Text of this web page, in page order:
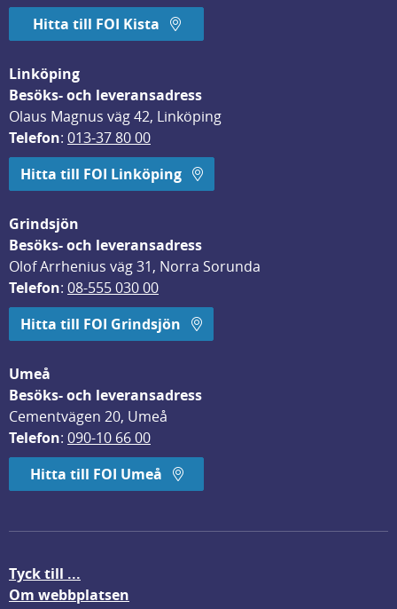
Hitta till FOI Kista
Linköping
Besöks- och leveransadress
Olaus Magnus väg 42, Linköping
Telefon: 013-37 80 00
Hitta till FOI Linköping
Grindsjön
Besöks- och leveransadress
Olof Arrhenius väg 31, Norra Sorunda
Telefon: 08-555 030 00
Hitta till FOI Grindsjön
Umeå
Besöks- och leveransadress
Cementvägen 20, Umeå
Telefon: 090-10 66 00
Hitta till FOI Umeå
Tyck till ...
Om webbplatsen